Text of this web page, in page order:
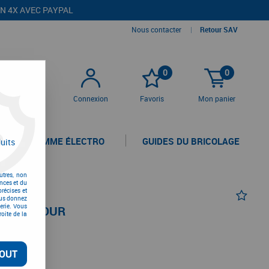
4X AVEC PAYPAL
Nous contacter | Retour SAV
Connexion
0
Favoris
0
Mon panier
LA GAMME ÉLECTRO GUIDES DU BRICOLAGE
BOIS DUR
non
et du
et
donnez
Vous
de la